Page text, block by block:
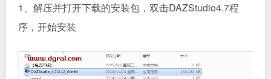
1、解压并打开下载的安装包，双击DAZStudio4.7程
序，开始安装